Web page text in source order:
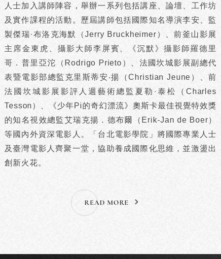
人士加入講師陣容，舉辦一系列包括講座、論壇、工作坊
及實作課程的活動。歷屆講師包括國際知名導演李安、監
製傑瑞·布洛克海默（Jerry Bruckheimer）、前釜山影展
主席金東虎、攝影大師李屏賓、《沉默》攝影師羅德里
哥．普里亞沱（Rodrigo Prieto）、法國坎城影展副總代
表暨電影部總監克里斯蒂安‧揚（Christian Jeune）、前
法國坎城影展影評人週藝術總監夏勒·泰松（Charles
Tesson）、《少年Pi的奇幻漂流》奧斯卡最佳視覺特效獎
的知名視效總監艾瑞克揚．德布爾（Erik-Jan de Boer）
等國內外資深電影人。「台北電影學院」將國際專業人士
及臺灣電影人齊聚一堂，協助養成國際化思維，並激盪出
創新火花。
READ MORE